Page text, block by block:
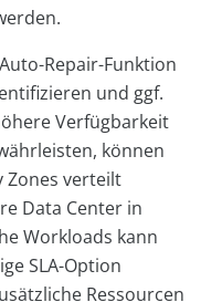
Repair-Funktion
und ggf.
Verfügbarkeit
können
Zones verteilt
Data Center in
Workloads kann
SLA-Option
Ressourcen